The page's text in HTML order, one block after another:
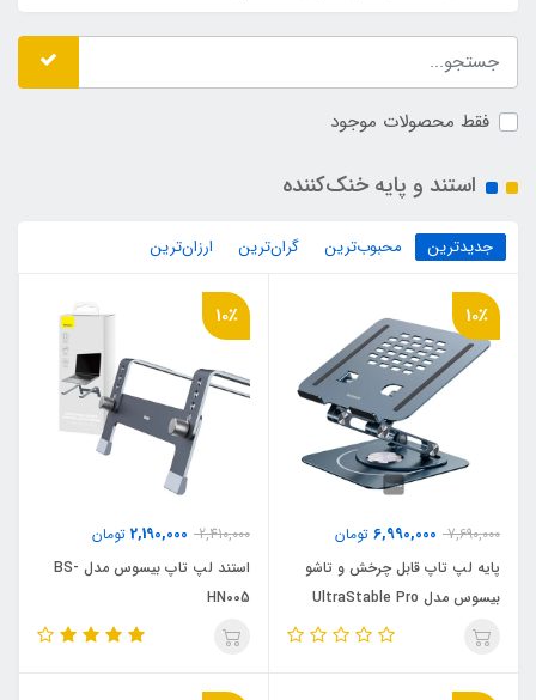
فقط محصولات موجود
استند و پایه خنک‌کننده
جدیدترین محبوب‌ترین گران‌ترین ارزان‌ترین
10٪
7,690,000
6,990,000 تومان
پایه لپ تاپ قابل چرخش و تاشو
بیسوس مدل UltraStable Pro
(Three-Fold Version)
10٪
2,410,000
2,190,000 تومان
استند لپ تاپ بیسوس مدل BS-
HN005